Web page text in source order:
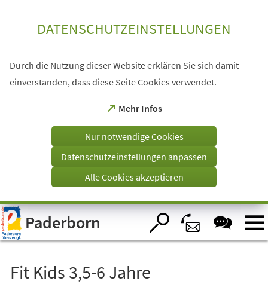
Visuelle
Assistenzsoftware
öffnen.
DATENSCHUTZEINSTELLUNGEN
Durch die Nutzung dieser Website erklären Sie sich damit
einverstanden, dass diese Seite Cookies verwendet.
Mehr Infos
(Öffnet
einem
Tab)
Nur notwendige Cookies
Datenschutzeinstellungen anpassen
Alle Cookies akzeptieren
Paderborn
Fit Kids 3,5-6 Jahre